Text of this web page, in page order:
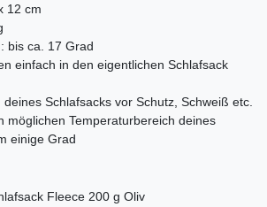
12 cm
bis ca. 17 Grad
einfach in den eigentlichen Schlafsack
Schlafsacks vor Schutz, Schweiß etc.
möglichen Temperaturbereich deines
einige Grad
Fleece 200 g Oliv